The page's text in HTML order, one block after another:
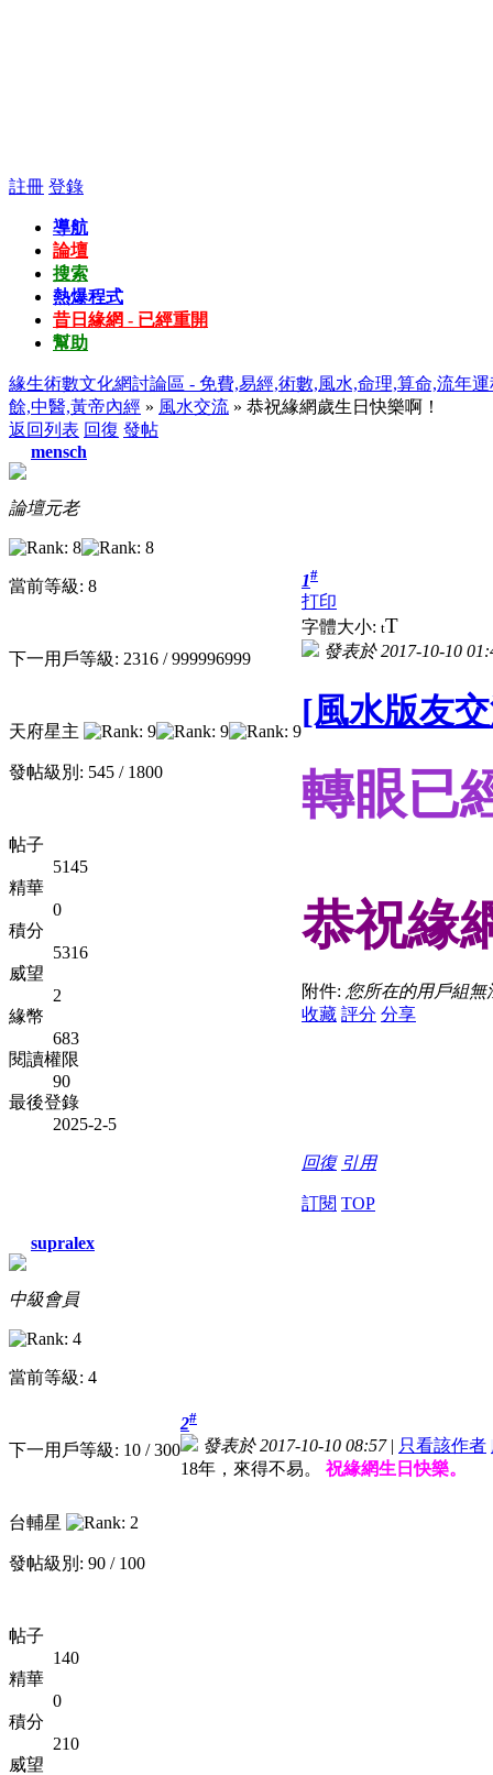
註冊 登錄
導航
論壇
搜索
熱爆程式
昔日緣網 - 已經重開
幫助
緣生術數文化網討論區 - 免費,易經,術數,風水,命理,算命,流年
餘,中醫,黃帝內經 » 風水交流 » 恭祝緣網歲生日快樂啊！
返回列表 回復 發帖
mensch
論壇元老
當前等級: 8
下一用戶等級: 2316 / 999996999
天府星主
發帖級別: 545 / 1800
帖子
5145
精華
0
積分
5316
威望
2
緣幣
683
閱讀權限
90
最後登錄
2025-2-5
1#
打印
字體大小: tT
發表於 2017-10-10
[風水版友
轉眼已
恭祝緣
附件: 您所在的用戶組
收藏 評分 分享
回復 引用
訂閱 TOP
supralex
中級會員
當前等級: 4
下一用戶等級: 10 / 300
台輔星
發帖級別: 90 / 100
帖子
140
精華
0
積分
210
威望
2#
發表於 2017-10-10 08:57| 只看該作者
18年，來得不易。祝緣網生日快樂。